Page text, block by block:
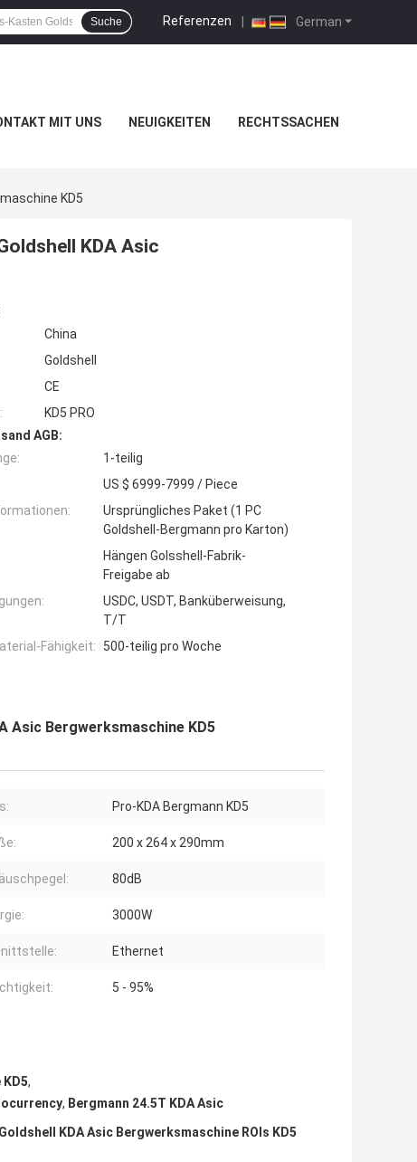
German
Referenzen |
Suche
MIT UNS NEUIGKEITEN RECHTSSACHEN
KD5
KDA Asic
China
Goldshell
CE
KD5 PRO
AGB:
1-teilig
US $ 6999-7999 / Piece
Ursprüngliches Paket (1 PC
Goldshell-Bergmann pro Karton)
Hängen Golsshell-Fabrik-
Freigabe ab
USDC, USDT, Banküberweisung,
T/T
Fähigkeit:
500-teilig pro Woche
Asic Bergwerksmaschine KD5
Pro-KDA Bergmann KD5
200 x 264 x 290mm
80dB
3000W
Ethernet
5 - 95%
,
, Bergmann 24.5T KDA Asic
KDA Asic Bergwerksmaschine ROIs KD5